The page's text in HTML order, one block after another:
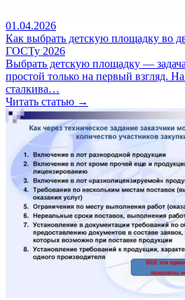
01.04.2026
Как выбрать детскую площадку во
ГОСТу 2026
Выбрать детскую площадку —
простой только на первый взгляд. На
сталкива…
Читать статью →